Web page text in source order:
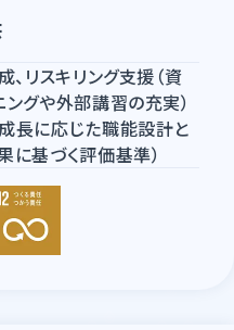
、リスキリング支援（資
グや外部講習の充実）
長に応じた職能設計と
に基づく評価基準）